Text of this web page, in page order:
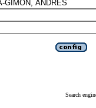
Search